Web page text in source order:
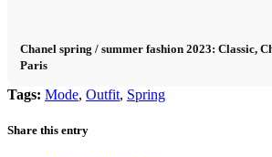
Chanel spring / summer fashion 2023: Classic,
Paris
Tags: Mode, Outfit, Spring
Share this entry